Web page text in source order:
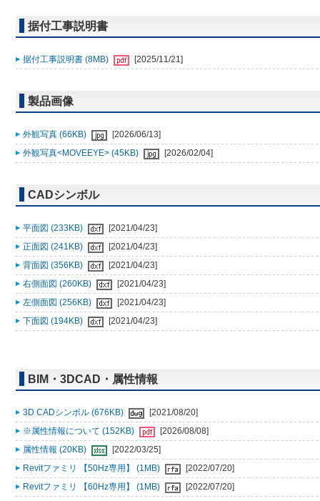
据付工事説明書
据付工事説明書 (8MB) [2025/11/21]
製品画像
外観写真 (66KB)
[2026/06/13]
外観写真<MOVEEYE> (45KB)
[2026/02/04]
CADシンボル
平面図 (233KB)
[2021/04/23]
正面図 (241KB)
[2021/04/23]
背面図 (356KB)
[2021/04/23]
右側面図 (260KB)
[2021/04/23]
左側面図 (256KB)
[2021/04/23]
下面図 (194KB)
[2021/04/23]
BIM・3DCAD・属性情報
3D CADシンボル (676KB)
[2021/08/20]
※属性情報について (152KB)
[2026/08/08]
属性情報 (20KB)
[2022/03/25]
Revitファミリ 【50Hz専用】 (1MB)
[2022/07/20]
Revitファミリ 【60Hz専用】 (1MB)
[2022/07/20]